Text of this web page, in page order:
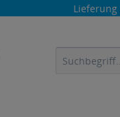
Lieferung